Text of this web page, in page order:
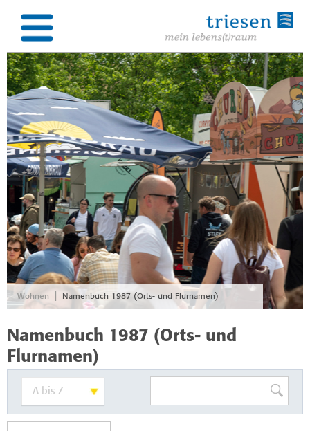
Wohnen Namenbuch 1987 (Orts- und Flurnamen)
Namenbuch 1987 (Orts- und
Flurnamen)